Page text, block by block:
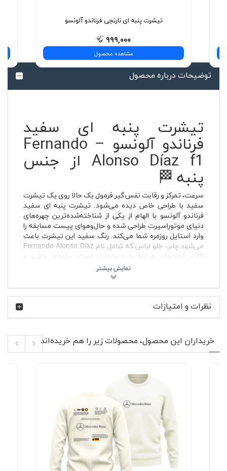
تیشرت پنبه ای نارنجی فرناندو آلونسو
۹۹۹,۰۰۰
مشاهده محصول
توضیحات درباره محصول
تیشرت پنبه ای سفید
فرناندو آلونسو – Fernando
Alonso Díaz f1 از جنس
پنبه 🏁
سرعت، تمرکز و رقابت نفس‌گیر فرمول یک حالا روی یک تیشرت
سفید با طراحی خاص دیده می‌شود. تیشرت پنبه ای سفید
فرناندو آلونسو با الهام از یکی از شناخته‌شده‌ترین چهره‌های
دنیای موتوراسپرت طراحی شده و حال‌وهوای پیست مسابقه را
وارد استایل روزمره شما می‌کند. رنگ سفید این تیشرت باعث
می‌شود چاپ جلو لباس که شامل نام Fernando Alonso Díaz
f1 و المان‌های مرتبط با مسابقات است، جلوه‌ای واضح و
چشمگیر داشته باشد. پارچه پنبه‌ای تنفس‌پذیر در کنار برش
استاندارد، آن را به انتخابی کاربردی برای خانم ها و آقایان تبدیل
کرده است؛ لباسی که هم در روزهای گرم راحت است و هم در
لایه‌پوشی پاییز و زمستان زیر کاپشن یا هودی عالی دیده
می‌شود.
جنس پنبه ای نرم و تنفس پذیر مناسب استفاده
طولانی‌مدت
یقه گرد کشباف مقاوم در برابر تغییر شکل
چاپ جلو با طرح مرتبط با Fernando Alonso Díaz f1
بدون پرزدهی و بدون آب رفت در صورت شستشوی
صحیح
مناسب استایل زنانه و مردانه
قابل استفاده در استایل روزمره و استایل نیمه‌رسمی
اسپرت
فرناندو آلونسو یکی از پرافتخارترین رانندگان تاریخ فرمول یک
است؛ قهرمانی که با روحیه جنگندگی و تمرکز بالا شناخته
نظرات و امتیازات
خریداران این محصول، محصولات زیر را هم خریده‌اند